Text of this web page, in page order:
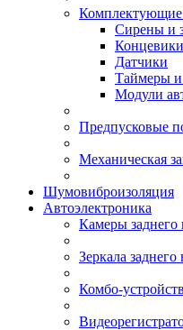
Комплектующие
Сирены и
Концевики
Датчики
Таймеры и
Модули
Предпусковые
Механическая
Шумовиброизоляция
Автоэлектроника
Камеры заднего
Зеркала заднего
Комбо-